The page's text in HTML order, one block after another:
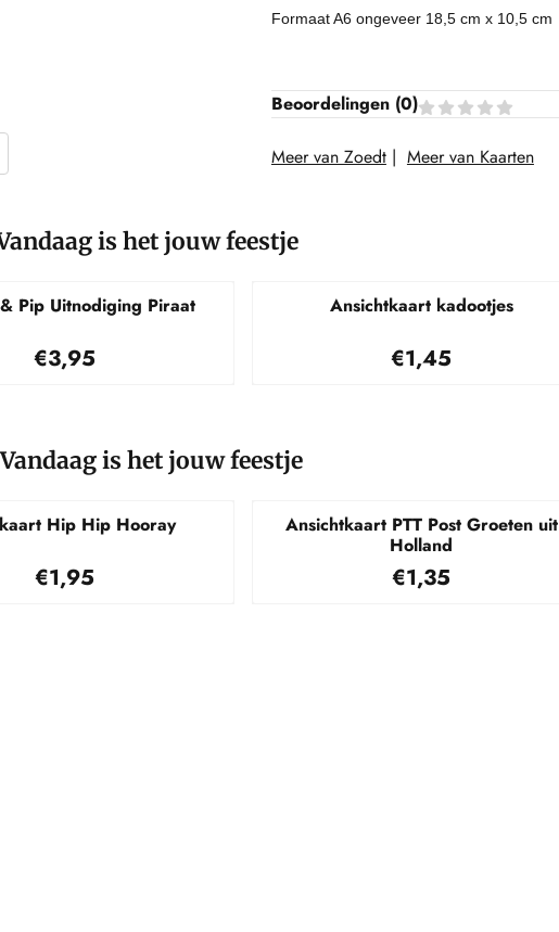
Formaat A6 ongeveer 18,5 cm x 10,5 cm
Beoordelingen (0)
Meer van Zoedt| Meer van Kaarten
is het jouw feestje
Pip Uitnodiging Piraat
Prijs: 3,95
€3,95
Ansichtkaart kadootjes
Prijs: 1,45
€1,45
is het jouw feestje
Hip Hip Hooray
Prijs: 1,95
€1,95
Ansichtkaart PTT Post Groeten uit
Holland
Prijs: 1,35
€1,35